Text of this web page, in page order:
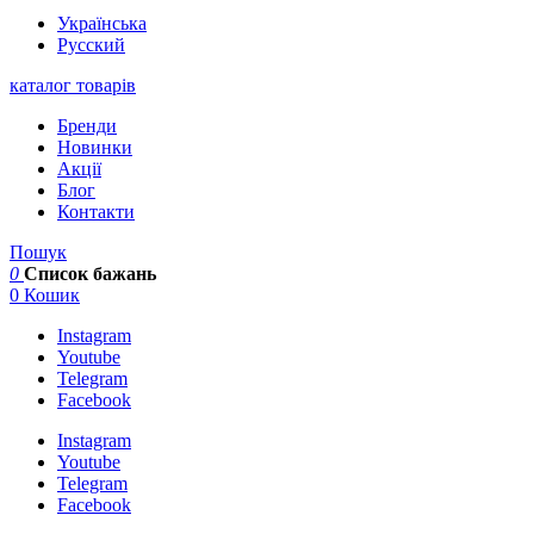
Українська
Русский
каталог товарів
Бренди
Новинки
Акції
Блог
Контакти
Пошук
0 Список бажань
0 Кошик
Instagram
Youtube
Telegram
Facebook
Instagram
Youtube
Telegram
Facebook